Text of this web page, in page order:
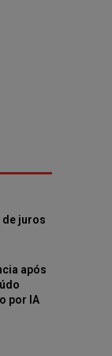
de juros
após
por IA